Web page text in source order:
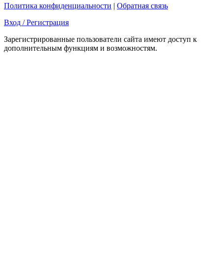
Политика конфиденциальности | Обратная связь
Вход / Регистрация
Зарегистрированные пользователи сайта имеют доступ к
дополнительным функциям и возможностям.